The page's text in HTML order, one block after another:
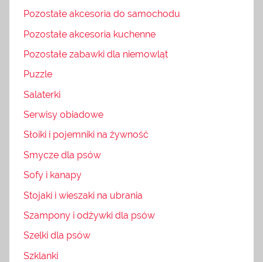
Pozostałe akcesoria do samochodu
Pozostałe akcesoria kuchenne
Pozostałe zabawki dla niemowląt
Puzzle
Salaterki
Serwisy obiadowe
Słoiki i pojemniki na żywność
Smycze dla psów
Sofy i kanapy
Stojaki i wieszaki na ubrania
Szampony i odżywki dla psów
Szelki dla psów
Szklanki